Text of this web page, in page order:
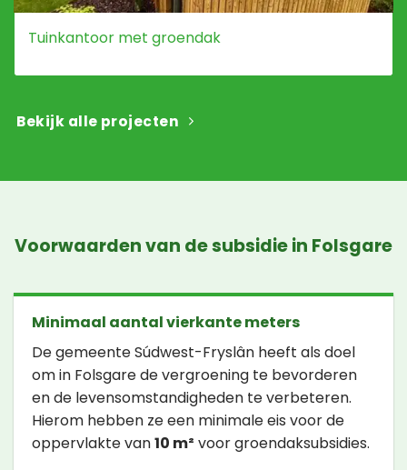
Tuinkantoor met groendak
Bekijk alle projecten
Voorwaarden van de subsidie in Folsgare
Minimaal aantal vierkante meters
De gemeente Súdwest-Fryslân heeft als doel
om in Folsgare de vergroening te bevorderen
en de levensomstandigheden te verbeteren.
Hierom hebben ze een minimale eis voor de
oppervlakte van10 m² voor groendaksubsidies.